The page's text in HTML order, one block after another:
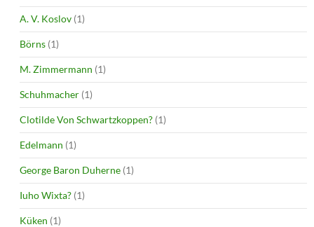
A. V. Koslov (1)
Börns (1)
M. Zimmermann (1)
Schuhmacher (1)
Clotilde Von Schwartzkoppen? (1)
Edelmann (1)
George Baron Duherne (1)
Iuho Wixta? (1)
Küken (1)